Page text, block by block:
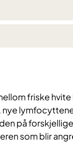
friske
nye
på
som blir